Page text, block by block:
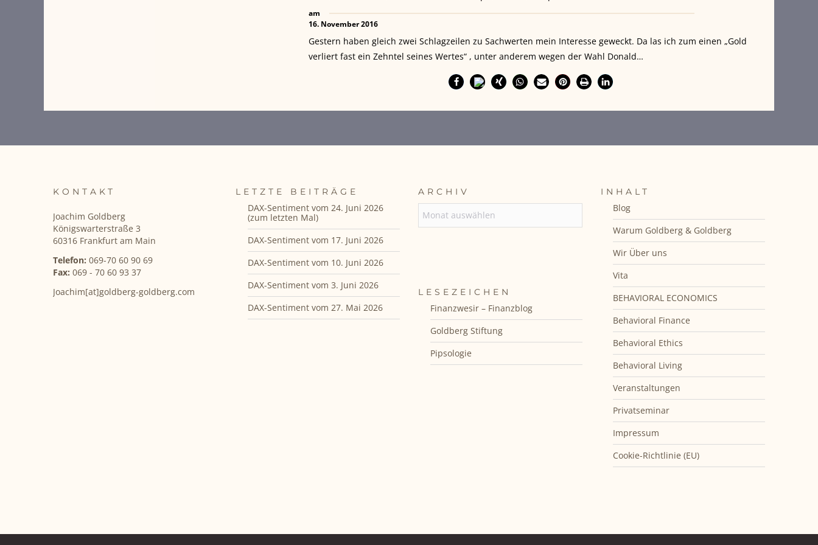
am
16. November 2016
Gestern haben gleich zwei Schlagzeilen zu Sachwerten mein Interesse geweckt. Da las ich zum einen „Gold
verliert fast ein Zehntel seines Wertes“ , unter anderem wegen der Wahl Donald…
KONTAKT
Joachim Goldberg
Königswarterstraße 3
60316 Frankfurt am Main
Telefon: 069-70 60 90 69
Fax: 069 - 70 60 93 37
Joachim[at]goldberg-goldberg.com
LETZTE BEITRÄGE
DAX-Sentiment vom 24. Juni 2026
(zum letzten Mal)
DAX-Sentiment vom 17. Juni 2026
DAX-Sentiment vom 10. Juni 2026
DAX-Sentiment vom 3. Juni 2026
DAX-Sentiment vom 27. Mai 2026
ARCHIV
LESEZEICHEN
Finanzwesir – Finanzblog
Goldberg Stiftung
Pipsologie
INHALT
Blog
Warum Goldberg & Goldberg
Wir Über uns
Vita
BEHAVIORAL ECONOMICS
Behavioral Finance
Behavioral Ethics
Behavioral Living
Veranstaltungen
Privatseminar
Impressum
Cookie-Richtlinie (EU)